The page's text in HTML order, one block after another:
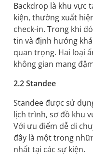
Backdrop là khu vực
kiện, thường xuất
check-in. Trong khi
tin và định hướng
quan trọng. Hai loại
không gian mang
2.2 Standee
Standee được sử
lịch trình, sơ đồ khu
Với ưu điểm dễ di
đây là một trong
nhất tại các sự kiện.